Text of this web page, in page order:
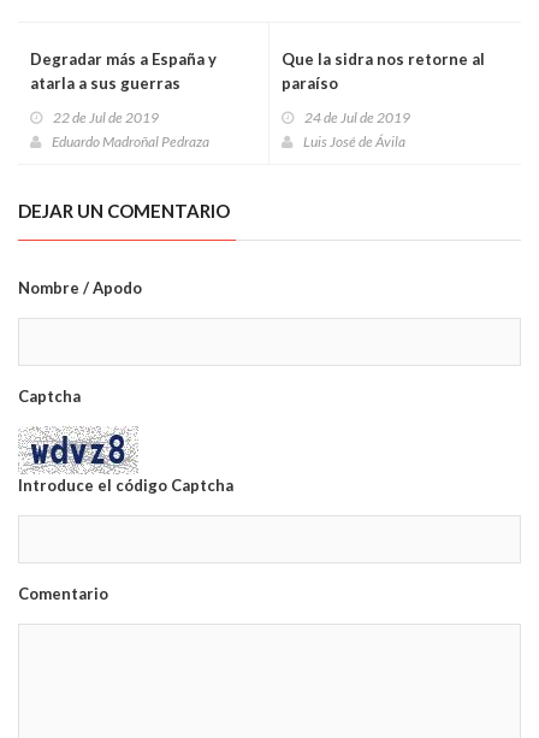
Degradar más a España y
atarla a sus guerras
22 de Jul de 2019
Eduardo Madroñal Pedraza
Que la sidra nos retorne al
paraíso
24 de Jul de 2019
Luis José de Ávila
DEJAR UN COMENTARIO
Nombre / Apodo
Captcha
Introduce el código Captcha
Comentario